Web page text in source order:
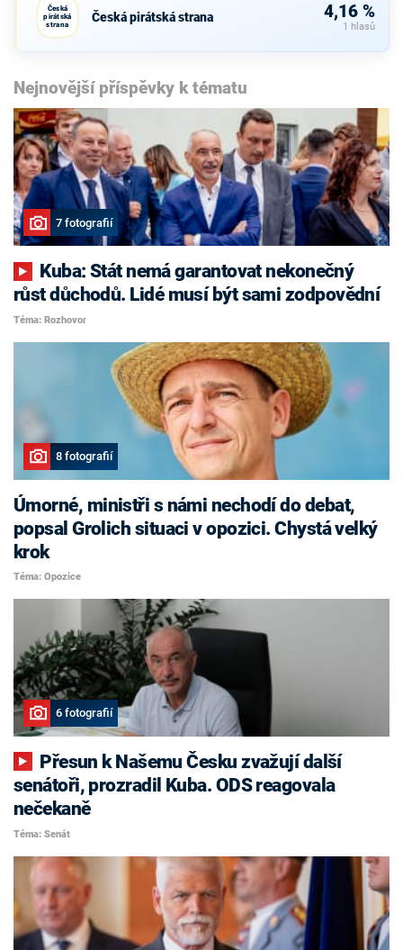
Česká
pirátská
strana
Česká pirátská strana 4,16 %
1 hlasů
Nejnovější příspěvky k tématu
7 fotografií
růst důchodů. Lidé musí být sami zodpovědní
Téma: Rozhovor
8 fotografií
Úmorné, ministři s námi nechodí do debat,
popsal Grolich situaci v opozici. Chystá velký
krok
Téma: Opozice
6 fotografií
senátoři, prozradil Kuba. ODS reagovala
nečekaně
Téma: Senát